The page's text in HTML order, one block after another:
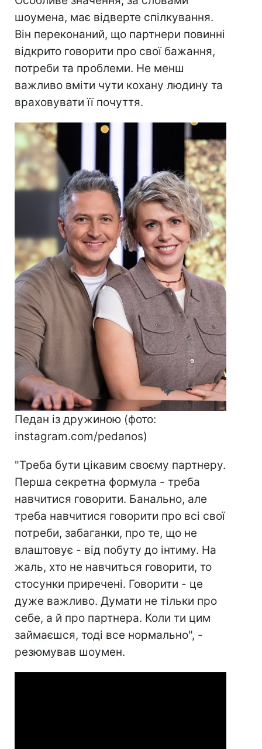
шоумена, має відверте спілкування.
Він переконаний, що партнери повинні
відкрито говорити про свої бажання,
потреби та проблеми. Не менш
важливо вміти чути кохану людину та
враховувати її почуття.
Педан із дружиною (фото:
іnstagram.com/pedanos)
"Треба бути цікавим своєму партнеру.
Перша секретна формула - треба
навчитися говорити. Банально, але
треба навчитися говорити про всі свої
потреби, забаганки, про те, що не
влаштовує - від побуту до інтиму. На
жаль, хто не навчиться говорити, то
стосунки приречені. Говорити - це
дуже важливо. Думати не тільки про
себе, а й про партнера. Коли ти цим
займаєшся, тоді все нормально", -
резюмував шоумен.